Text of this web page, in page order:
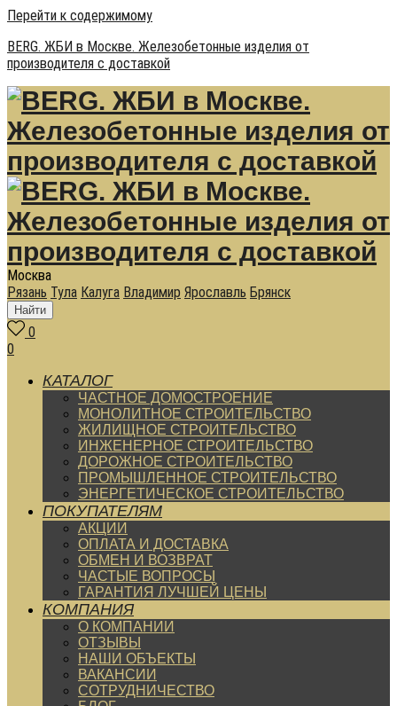
Перейти к содержимому
BERG. ЖБИ в Москве. Железобетонные изделия от
производителя с доставкой
Москва
Рязань Тула Калуга Владимир Ярославль Брянск
Найти
0
0
КАТАЛОГ
ЧАСТНОЕ ДОМОСТРОЕНИЕ
МОНОЛИТНОЕ СТРОИТЕЛЬСТВО
ЖИЛИЩНОЕ СТРОИТЕЛЬСТВО
ИНЖЕНЕРНОЕ СТРОИТЕЛЬСТВО
ДОРОЖНОЕ СТРОИТЕЛЬСТВО
ПРОМЫШЛЕННОЕ СТРОИТЕЛЬСТВО
ЭНЕРГЕТИЧЕСКОЕ СТРОИТЕЛЬСТВО
ПОКУПАТЕЛЯМ
АКЦИИ
ОПЛАТА И ДОСТАВКА
ОБМЕН И ВОЗВРАТ
ЧАСТЫЕ ВОПРОСЫ
ГАРАНТИЯ ЛУЧШЕЙ ЦЕНЫ
КОМПАНИЯ
О КОМПАНИИ
ОТЗЫВЫ
НАШИ ОБЪЕКТЫ
ВАКАНСИИ
СОТРУДНИЧЕСТВО